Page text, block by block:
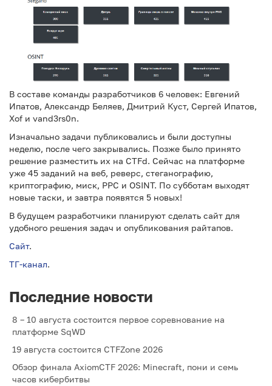
В составе команды разработчиков 6 человек: Евгений
Ипатов, Александр Беляев, Дмитрий Куст, Сергей Ипатов,
Xof и vand3rs0n.
Изначально задачи публиковались и были доступны
неделю, после чего закрывались. Позже было принято
решение разместить их на CTFd. Сейчас на платформе
уже 45 заданий на веб, реверс, стеганографию,
криптографию, миск, PPC и OSINT. По субботам выходят
новые таски, и завтра появятся 5 новых!
В будущем разработчики планируют сделать сайт для
удобного решения задач и опубликования райтапов.
Сайт.
ТГ-канал.
Последние новости
8 – 10 августа состоится первое соревнование на
платформе SqWD
19 августа состоится CTFZone 2026
Обзор финала AxiomCTF 2026: Minecraft, пони и семь
часов кибербитвы